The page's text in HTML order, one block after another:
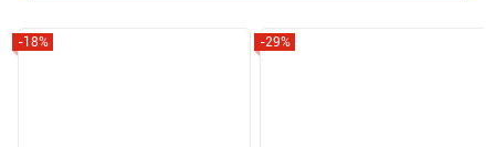
-18% -29%